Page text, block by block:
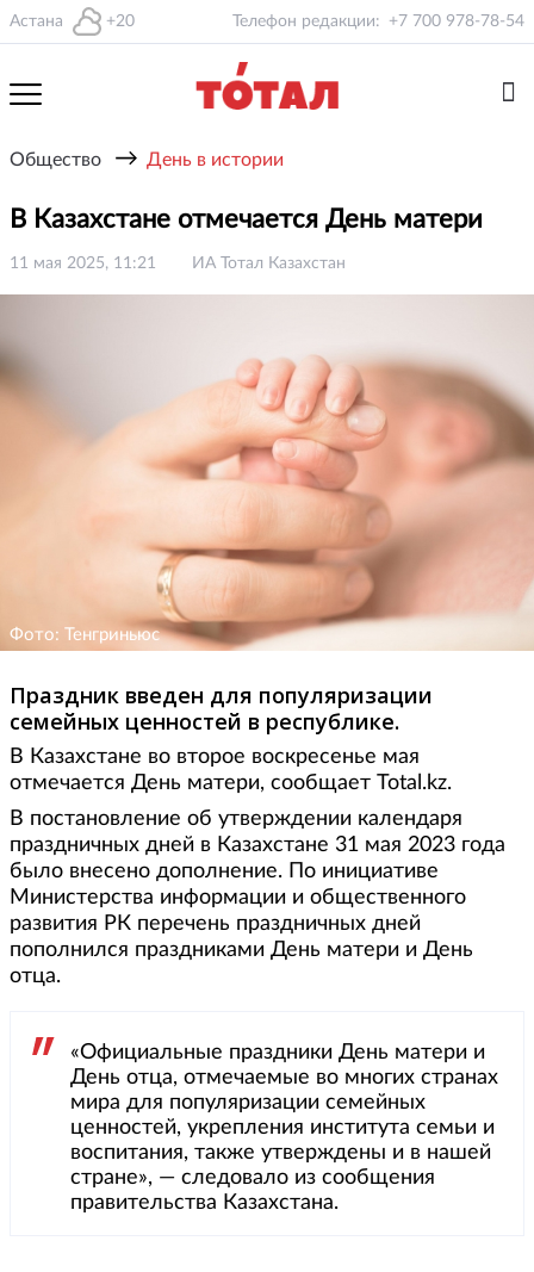
Астана +20 Телефон редакции: +7 700 978-78-54
Общество → День в истории
В Казахстане отмечается День матери
11 мая 2025, 11:21 ИА Тотал Казахстан
Фото: Тенгриньюс
Праздник введен для популяризации
семейных ценностей в республике.
В Казахстане во второе воскресенье мая
отмечается День матери, сообщает Total.kz.
В постановление об утверждении календаря
праздничных дней в Казахстане 31 мая 2023 года
было внесено дополнение. По инициативе
Министерства информации и общественного
развития РК перечень праздничных дней
пополнился праздниками День матери и День
отца.
«Официальные праздники День матери и
День отца, отмечаемые во многих странах
мира для популяризации семейных
ценностей, укрепления института семьи и
воспитания, также утверждены и в нашей
стране», — следовало из сообщения
правительства Казахстана.